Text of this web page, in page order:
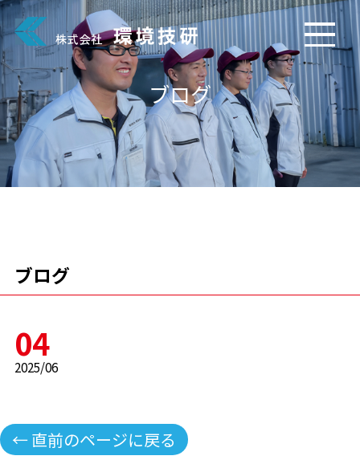
ブログ
ブログ
04
2025/06
← 直前のページに戻る